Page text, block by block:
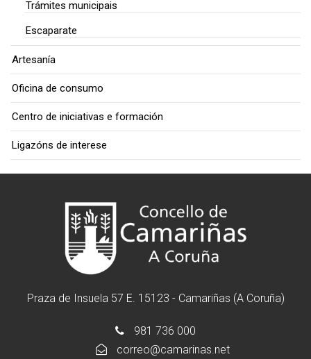
Trámites municipais
Escaparate
Artesanía
Oficina de consumo
Centro de iniciativas e formación
Ligazóns de interese
Praza de Insuela 57 E. 15123 - Camariñas (A Coruña)
981 736 000
correo@camarinas.net